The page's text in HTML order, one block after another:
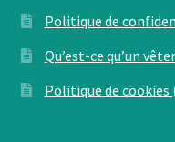
Politique de
Qu’est-ce qu’un
Politique de cookies